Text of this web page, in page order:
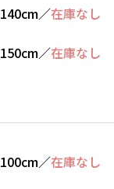
140cm／在庫なし
150cm／在庫なし
100cm／在庫なし